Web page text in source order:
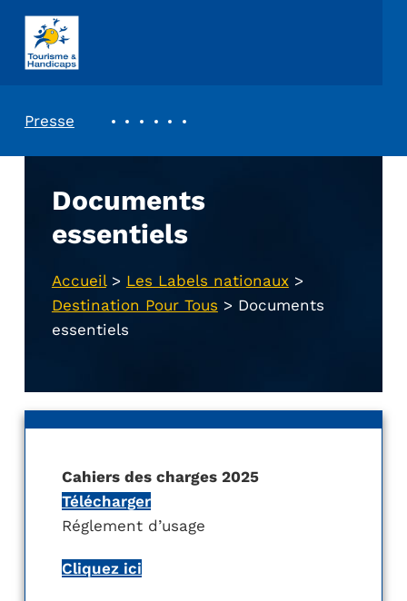
ASSOCIATION TOURISME ET HANDICAPS
Presse
Documents
essentiels
Accueil> Les Labels nationaux>
Destination Pour Tous > Documents
essentiels
Cahiers des charges 2025
Télécharger
Réglement d’usage
Cliquez ici